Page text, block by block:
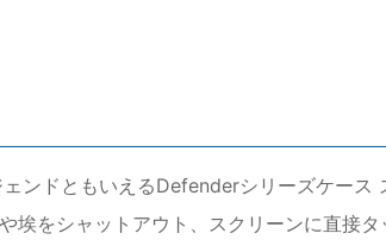
ンドともいえるDefenderシリーズケース
埃をシャットアウト、スクリーンに直接